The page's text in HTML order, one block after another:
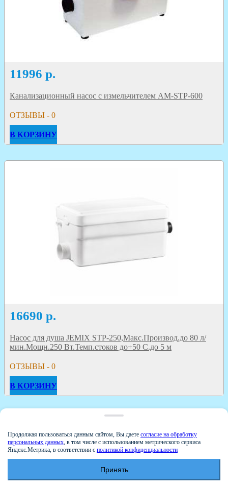
11996 р.
Канализационный насос с измельчителем AM-STP-600
ОТЗЫВЫ - 0
В КОРЗИНУ
16690 р.
Насос для душа JEMIX STP-250,Макс.Производ.до 80 л/
мин.Мощн.250 Вт.Темп.стоков до+50 С.до 5 м
ОТЗЫВЫ - 0
В КОРЗИНУ
Продолжая пользоваться данным сайтом, Вы даете согласие на обработку
персональных данных, в том числе с использованием метрического сервиса
Яндекс.Метрика, в соответствии с политикой конфиденциальности
Принять